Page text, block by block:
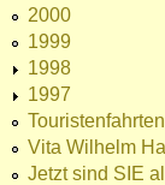
2000
1999
1998
1997
Vita Wilhelm
Jetzt sind SIE